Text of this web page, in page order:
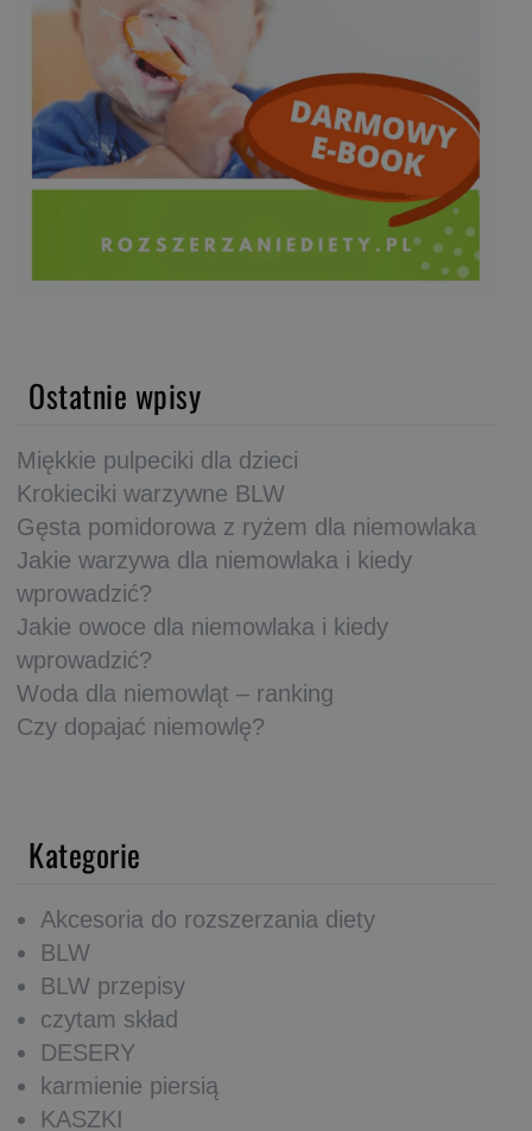
Ostatnie wpisy
Miękkie pulpeciki dla dzieci
Krokieciki warzywne BLW
Gęsta pomidorowa z ryżem dla niemowlaka
Jakie warzywa dla niemowlaka i kiedy
wprowadzić?
Jakie owoce dla niemowlaka i kiedy
wprowadzić?
Woda dla niemowląt – ranking
Czy dopajać niemowlę?
Kategorie
Akcesoria do rozszerzania diety
BLW
BLW przepisy
czytam skład
DESERY
karmienie piersią
KASZKI